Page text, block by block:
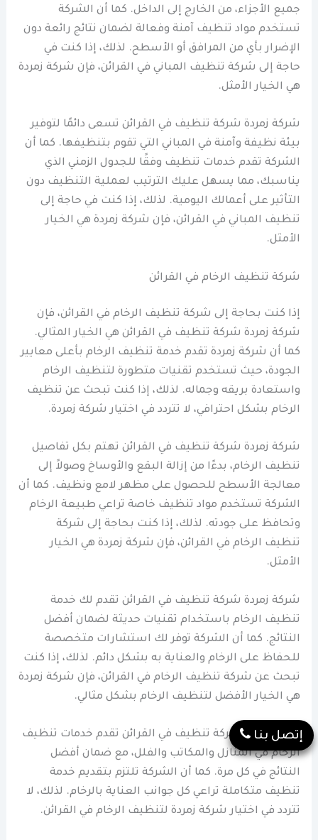
جميع الأجزاء، من الخارج إلى الداخل. كما أن الشركة
تستخدم مواد تنظيف آمنة وفعالة لضمان نتائج رائعة دون
الإضرار بأي من المرافق أو الأسطح. لذلك، إذا كنت في
حاجة إلى شركة تنظيف المباني في القرائن، فإن شركة زمردة
هي الخيار الأمثل.
شركة زمردة شركة تنظيف في القرائن تسعى دائمًا لتوفير
بيئة نظيفة وآمنة في المباني التي تقوم بتنظيفها. كما أن
الشركة تقدم خدمات تنظيف وفقًا للجدول الزمني الذي
يناسبك، مما يسهل عليك الترتيب لعملية التنظيف دون
التأثير على أعمالك اليومية. لذلك، إذا كنت في حاجة إلى
تنظيف المباني في القرائن، فإن شركة زمردة هي الخيار
الأمثل.
شركة تنظيف الرخام في القرائن
إذا كنت بحاجة إلى شركة تنظيف الرخام في القرائن، فإن
شركة زمردة شركة تنظيف في القرائن هي الخيار المثالي.
كما أن شركة زمردة تقدم خدمة تنظيف الرخام بأعلى معايير
الجودة، حيث تستخدم تقنيات متطورة لتنظيف الرخام
واستعادة بريقه وجماله. لذلك، إذا كنت تبحث عن تنظيف
الرخام بشكل احترافي، لا تتردد في اختيار شركة زمردة.
شركة زمردة شركة تنظيف في القرائن تهتم بكل تفاصيل
تنظيف الرخام، بدءًا من إزالة البقع والأوساخ وصولاً إلى
معالجة الأسطح للحصول على مظهر لامع ونظيف. كما أن
الشركة تستخدم مواد تنظيف خاصة تراعي طبيعة الرخام
وتحافظ على جودته. لذلك، إذا كنت بحاجة إلى شركة
تنظيف الرخام في القرائن، فإن شركة زمردة هي الخيار
الأمثل.
شركة زمردة شركة تنظيف في القرائن تقدم لك خدمة
تنظيف الرخام باستخدام تقنيات حديثة لضمان أفضل
النتائج. كما أن الشركة توفر لك استشارات متخصصة
للحفاظ على الرخام والعناية به بشكل دائم. لذلك، إذا كنت
تبحث عن شركة تنظيف الرخام في القرائن، فإن شركة زمردة
هي الخيار الأفضل لتنظيف الرخام بشكل مثالي.
شركة زمردة شركة تنظيف في القرائن تقدم خدمات تنظيف
الرخام في المنازل والمكاتب والفلل، مع ضمان أفضل
النتائج في كل مرة. كما أن الشركة تلتزم بتقديم خدمة
تنظيف متكاملة تراعي كل جوانب العناية بالرخام. لذلك، لا
تتردد في اختيار شركة زمردة لتنظيف الرخام في القرائن.
إتصل بنا